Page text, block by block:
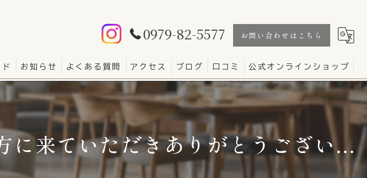
0979-82-5577 お問い合わせはこちら
お知らせ よくある質問 アクセス ブログ 口コミ 公式オンラインショップ
に来ていただきありがとうござい...